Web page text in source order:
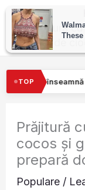
Skip
content
Prăjitură
glazură de
TOP
O Pânză Albă
Prăjitură
cocos și
prepară
Populare/